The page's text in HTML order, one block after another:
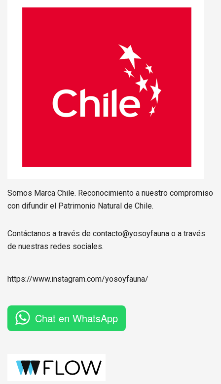
Somos Marca Chile. Reconocimiento a nuestro compromiso
con difundir el Patrimonio Natural de Chile.
Contáctanos a través de contacto@yosoyfauna o a través
de nuestras redes sociales.
https://www.instagram.com/yosoyfauna/
Chat en WhatsApp